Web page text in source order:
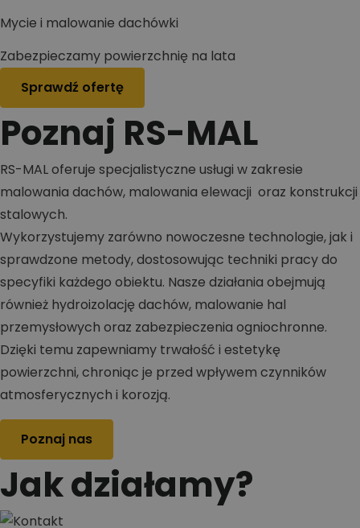
Mycie i malowanie dachówki
Zabezpieczamy powierzchnię na lata
Sprawdź ofertę
Poznaj RS-MAL
RS-MAL oferuje specjalistyczne usługi w zakresie
malowania dachów, malowania elewacji oraz konstrukcji
stalowych.
Wykorzystujemy zarówno nowoczesne technologie, jak i
sprawdzone metody, dostosowując techniki pracy do
specyfiki każdego obiektu. Nasze działania obejmują
również hydroizolację dachów, malowanie hal
przemysłowych oraz zabezpieczenia ogniochronne.
Dzięki temu zapewniamy trwałość i estetykę
powierzchni, chroniąc je przed wpływem czynników
atmosferycznych i korozją.
Poznaj nas
Jak działamy?